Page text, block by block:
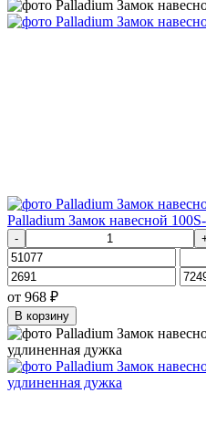
Palladium Замок навесной
-
от 968 ₽
В корзину